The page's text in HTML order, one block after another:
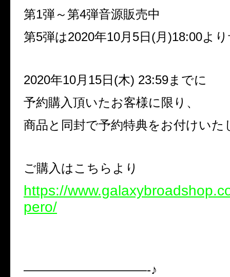
第1弾～第4弾音源販売中
第5弾は2020年10月 5日 (月 )18:00よ
2020年10月 15日 (木) 23:59までに
予約購入頂いたお客様に限り、
商品と同封で予約特典をお付けいた
ご購入はこちらより
https://
pero/
——————————-♪